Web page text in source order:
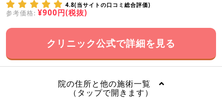
4.8(当サイトの口コミ総合評価)
参考価格: ¥900円(税抜)
クリニック公式で詳細を見る
院の住所と他の施術一覧
（タップで開きます）